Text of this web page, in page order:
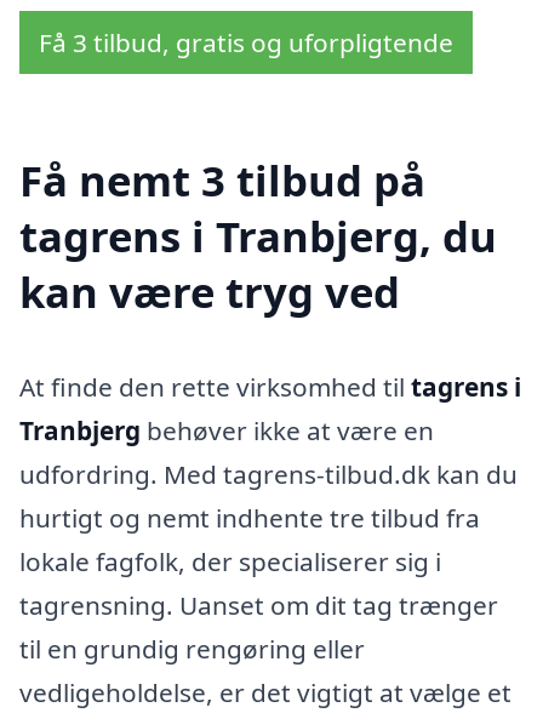
Få 3 tilbud, gratis og uforpligtende
Få nemt 3 tilbud på
tagrens i Tranbjerg, du
kan være tryg ved
At finde den rette virksomhed til tagrens i
Tranbjerg behøver ikke at være en
udfordring. Med tagrens-tilbud.dk kan du
hurtigt og nemt indhente tre tilbud fra
lokale fagfolk, der specialiserer sig i
tagrensning. Uanset om dit tag trænger
til en grundig rengøring eller
vedligeholdelse, er det vigtigt at vælge et